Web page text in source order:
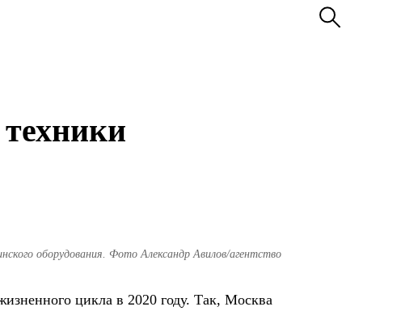
оборудования. Фото Александр Авилов/агентство
цикла в 2020 году. Так, Москва